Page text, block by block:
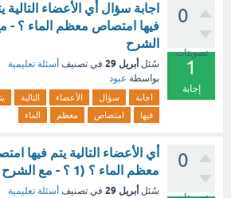
0
تصويتات
1
إجابة
اجابة سؤال أي الأعضاء التالية
فيها امتصاص معظم الماء ؟ -
الشرح
سُئل أبريل 29 في تصنيف أسئلة تعليمية
بواسطة عبود
اجابة سؤال الأعضاء التالية
فيها
امتصاص معظم الماء
0
أي الأعضاء التالية يتم فيها
معظم الماء ؟ (1 ؟ - مع الشرح
سُئل أبريل 29 في تصنيف أسئلة تعليمية